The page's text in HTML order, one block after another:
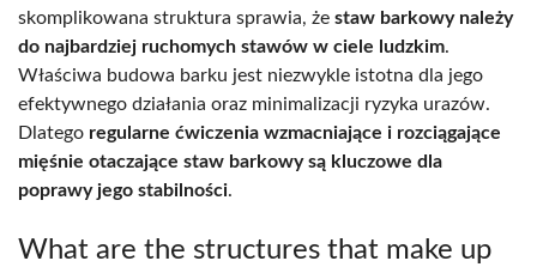
skomplikowana struktura sprawia, że staw barkowy należy
do najbardziej ruchomych stawów w ciele ludzkim.
Właściwa budowa barku jest niezwykle istotna dla jego
efektywnego działania oraz minimalizacji ryzyka urazów.
Dlatego regularne ćwiczenia wzmacniające i rozciągające
mięśnie otaczające staw barkowy są kluczowe dla
poprawy jego stabilności.
What are the structures that make up